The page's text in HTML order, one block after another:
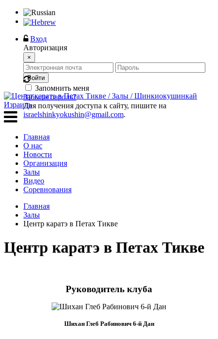
Вход
Авторизация
×
Войти
Запомнить меня
Забыли пароль?
Для получения доступа к сайту, пишите на
israelshinkyokushin@gmail.com.
Главная
О нас
Новости
Организация
Залы
Видео
Соревнования
Главная
Залы
Центр каратэ в Петах Тикве
Центр каратэ в Петах Тикве
Руководитель клуба
Шихан Глеб Рабинович 6-й Дан